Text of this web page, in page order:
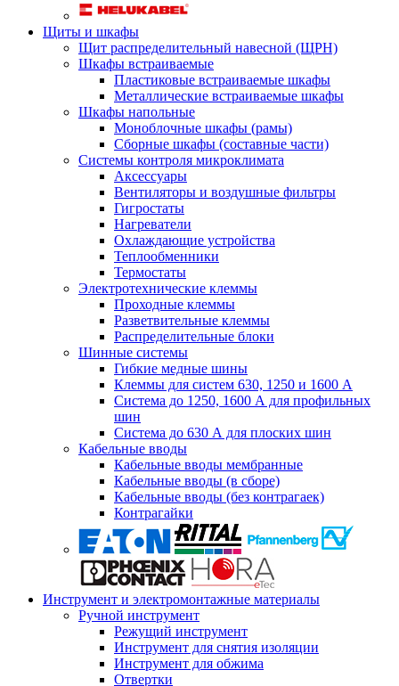
Щиты и шкафы
Щит распределительный навесной (ЩРН)
Шкафы встраиваемые
Пластиковые встраиваемые шкафы
Металлические встраиваемые шкафы
Шкафы напольные
Моноблочные шкафы (рамы)
Сборные шкафы (составные части)
Системы контроля микроклимата
Аксессуары
Вентиляторы и воздушные фильтры
Гигростаты
Нагреватели
Охлаждающие устройства
Теплообменники
Термостаты
Электротехнические клеммы
Проходные клеммы
Разветвительные клеммы
Распределительные блоки
Шинные системы
Гибкие медные шины
Клеммы для систем 630, 1250 и 1600 А
Система до 1250, 1600 А для профильных
шин
Система до 630 А для плоских шин
Кабельные вводы
Кабельные вводы мембранные
Кабельные вводы (в сборе)
Кабельные вводы (без контрагаек)
Контрагайки
Инструмент и электромонтажные материалы
Ручной инструмент
Режущий инструмент
Инструмент для снятия изоляции
Инструмент для обжима
Отвертки